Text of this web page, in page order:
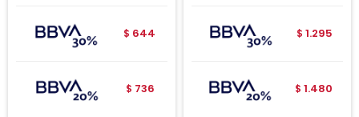
$ 644
$ 736
$ 1.295
$ 1.480